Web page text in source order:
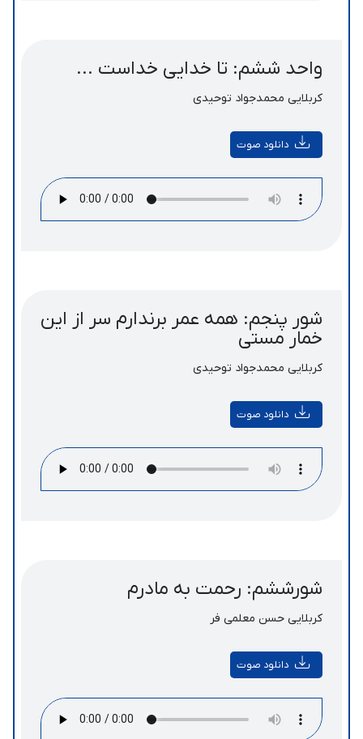
واحد ششم: تا خدایی خداست ...
کربلایی محمدجواد توحیدی
دانلود صوت
شور پنجم: همه عمر برندارم سر از این
خمار مستی
کربلایی محمدجواد توحیدی
دانلود صوت
شورششم: رحمت به مادرم
کربلایی حسن معلمی فر
دانلود صوت